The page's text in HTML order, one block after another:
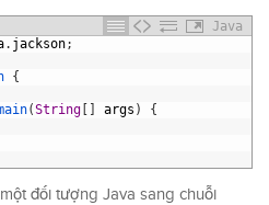
Java
. jackson;
{
(String [ ] args ) {
đối tượng Java sang chuỗi